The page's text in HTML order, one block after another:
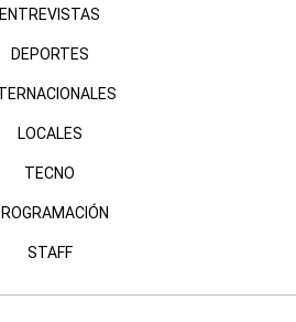
ENTREVISTAS
DEPORTES
LOCALES
TECNO
STAFF